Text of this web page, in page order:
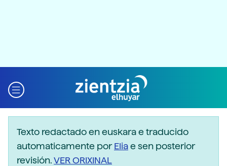
Texto redactado en euskara e traducido
automaticamente porEliae sen posterior
revisión.VER ORIXINAL